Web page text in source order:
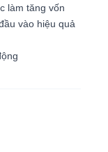
làm tăng vốn
vào hiệu quả